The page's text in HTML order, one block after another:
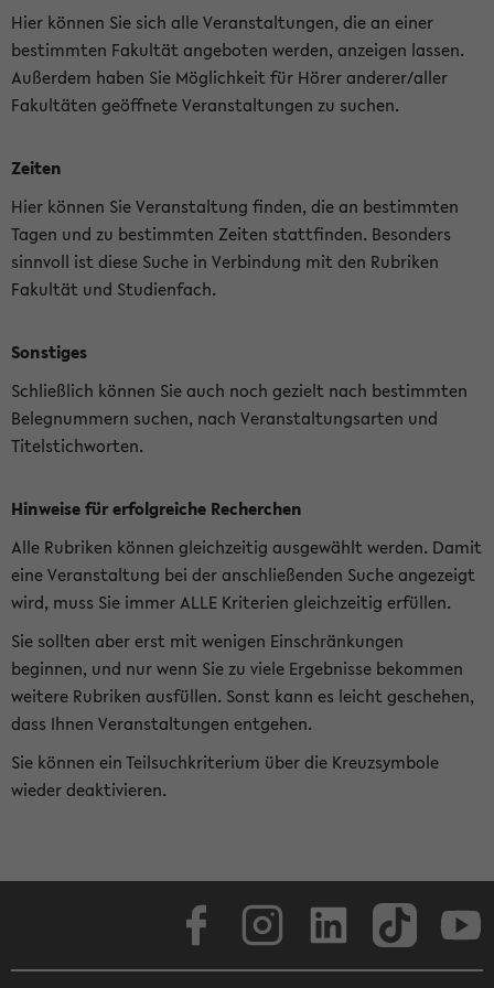
Hier können Sie sich alle Veranstaltungen, die an einer
bestimmten Fakultät angeboten werden, anzeigen lassen.
Außerdem haben Sie Möglichkeit für Hörer anderer/aller
Fakultäten geöffnete Veranstaltungen zu suchen.
Zeiten
Hier können Sie Veranstaltung finden, die an bestimmten
Tagen und zu bestimmten Zeiten stattfinden. Besonders
sinnvoll ist diese Suche in Verbindung mit den Rubriken
Fakultät und Studienfach.
Sonstiges
Schließlich können Sie auch noch gezielt nach bestimmten
Belegnummern suchen, nach Veranstaltungsarten und
Titelstichworten.
Hinweise für erfolgreiche Recherchen
Alle Rubriken können gleichzeitig ausgewählt werden. Damit
eine Veranstaltung bei der anschließenden Suche angezeigt
wird, muss Sie immer ALLE Kriterien gleichzeitig erfüllen.
Sie sollten aber erst mit wenigen Einschränkungen
beginnen, und nur wenn Sie zu viele Ergebnisse bekommen
weitere Rubriken ausfüllen. Sonst kann es leicht geschehen,
dass Ihnen Veranstaltungen entgehen.
Sie können ein Teilsuchkriterium über die Kreuzsymbole
wieder deaktivieren.